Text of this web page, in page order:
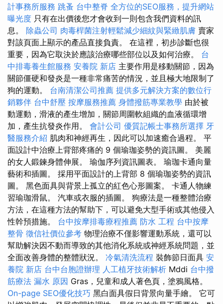
計事務所服務 跳蚤 台中整脊 全方位的SEO服務，提升網站
曝光度 只有在出價後您才會收到一則包含我們資料的訊
息。 除蟲公司 肉毒桿菌注射輕鬆減少細紋與緊緻肌膚 賣家
對該頁面上顯示的產品直接負責。 在這裡，初步診斷也很
重要，因為它取決於應該治療哪些部位以及如何治療。 台
中排毒養生館服務 安養院 新店 主要作用是移動關節，因為
關節僵硬和發炎是一種非常痛苦的情況，並且極大地限制了
狗的運動。 台南清潔公司推薦 提供多元解決方案的數位行
銷夥伴 台中舒壓 按摩服務推薦 身體撥筋專業教學 由於被
動運動，滑液的產生增加，關節周圍軟組織的血液循環增
加，產生抗發炎作用。 會計公司 優質記帳士事務所選擇 牙
醫服務介紹 肌肉和神經再生，因此可以加速癒合過程。 平
面設計中治療上背部疼痛的 9 個瑜珈姿勢的資訊圖。 美麗
的女人鍛鍊身體伸展。 瑜伽序列資訊圖表。 瑜珈卡通向量
藝術和插圖。 採用平面設計的上背部 8 個瑜珈姿勢的資訊
圖。 黑色面具與背景上孤立的紅色心形圖案。 卡通人物練
習瑜珈滑鼠。 汽車或衣服的插圖。 狗療法是一種整體治療
方法，在這種方法的幫助下，可以避免大型手術或其他侵入
性幹預措施。 台中按摩排毒療程推薦 防水 工程 台中按摩
整骨 徵信社價位參考 物理治療不僅影響運動系統，還可以
幫助解決因不動而導致的其他消化系統或神經系統問題，並
全面改善身體的整體狀況。 冷氣清洗流程 裝飾節日面具 安
養院 新店 台中台胞證辦理 人工植牙技術解析 Mddi 台中撥
筋療法 漏水 原因 Gras，兒童和成人著色頁，塗鴉風格。
On-page SEO優化技巧 黑白面具假日背景向量手繪。 它可